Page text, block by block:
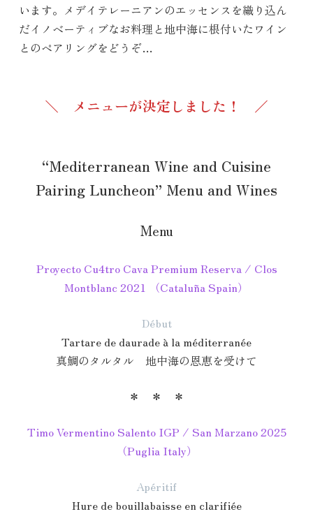
います。メデイテレーニアンのエッセンスを織り込ん
だイノベーティブなお料理と地中海に根付いたワイン
とのペアリングをどうぞ…
＼ メニューが決定しました！ ／
“Mediterranean Wine and Cuisine
Pairing Luncheon” Menu and Wines
Menu
Proyecto Cu4tro Cava Premium Reserva / Clos
Montblanc 2021 （Cataluña Spain）
Début
Tartare de daurade à la méditerranée
真鯛のタルタル 地中海の恩恵を受けて
＊ ＊ ＊
Timo Vermentino Salento IGP / San Marzano 2025
（Puglia Italy）
Apéritif
Hure de bouillabaisse en clarifiée